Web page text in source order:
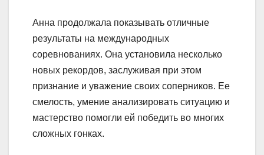
Анна продолжала показывать отличные
результаты на международных
соревнованиях. Она установила несколько
новых рекордов, заслуживая при этом
признание и уважение своих соперников. Ее
смелость, умение анализировать ситуацию и
мастерство помогли ей победить во многих
сложных гонках.